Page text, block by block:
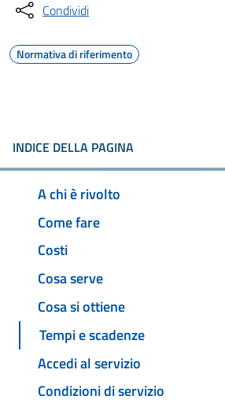
Condividi
Normativa di riferimento
INDICE DELLA PAGINA
A chi è rivolto
Come fare
Costi
Cosa serve
Cosa si ottiene
Tempi e scadenze
Accedi al servizio
Condizioni di servizio